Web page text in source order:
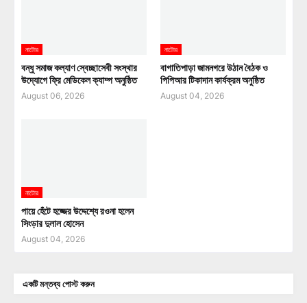
নাটোর
বন্ধু সমাজ কল্যাণ স্বেচ্ছাসেবী সংস্থার
উদ্যোগে ফ্রি মেডিকেল ক্যাম্প অনুষ্ঠিত
August 06, 2026
নাটোর
বাগাতিপাড়া জামনগরে উঠান বৈঠক ও
পিপিআর টিকাদান কার্যক্রম অনুষ্ঠিত
August 04, 2026
নাটোর
পায়ে হেঁটে হজ্জের উদ্দেশ্যে রওনা হলেন
সিংড়ার দুলাল হোসেন
August 04, 2026
একটি মন্তব্য পোস্ট করুন